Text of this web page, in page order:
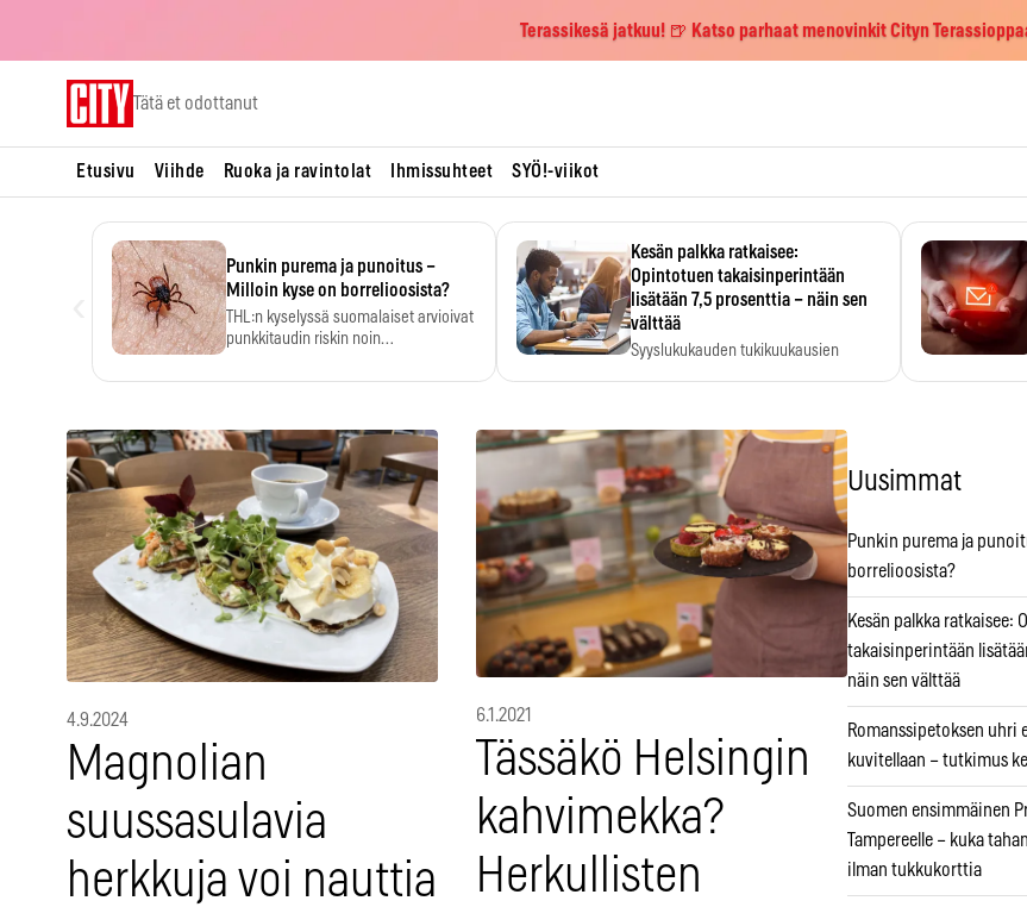
Terassikesä jatkuu! 🍺 Katso parhaat menovinkit Cityn
Tätä et odottanut
Etusivu Viihde Ruoka ja ravintolat Ihmissuhteet SYÖ!-viikot
Punkin purema ja punoitus –
Milloin kyse on borrelioosista?
THL:n kyselyssä suomalaiset arvioivat
punkkitaudin riskin noin
Kesän palkka ratkaisee:
Opintotuen takaisinperintään
lisätään 7,5 prosenttia – näin sen
välttää
Syyslukukauden tukikuukausien
4.9.2024
Magnolian
suussasulavia
herkkuja voi nauttia
6.1.2021
Tässäkö Helsingin
kahvimekka?
Herkullisten
Uusimmat
Punkin purema ja
borrelioosista?
Kesän palkka ratkaisee:
takaisinperintään
näin sen välttää
Romanssipetoksen uhri
kuvitellaan – tutkimus
Suomen ensimmäinen
Tampereelle – kuka
ilman tukkukorttia